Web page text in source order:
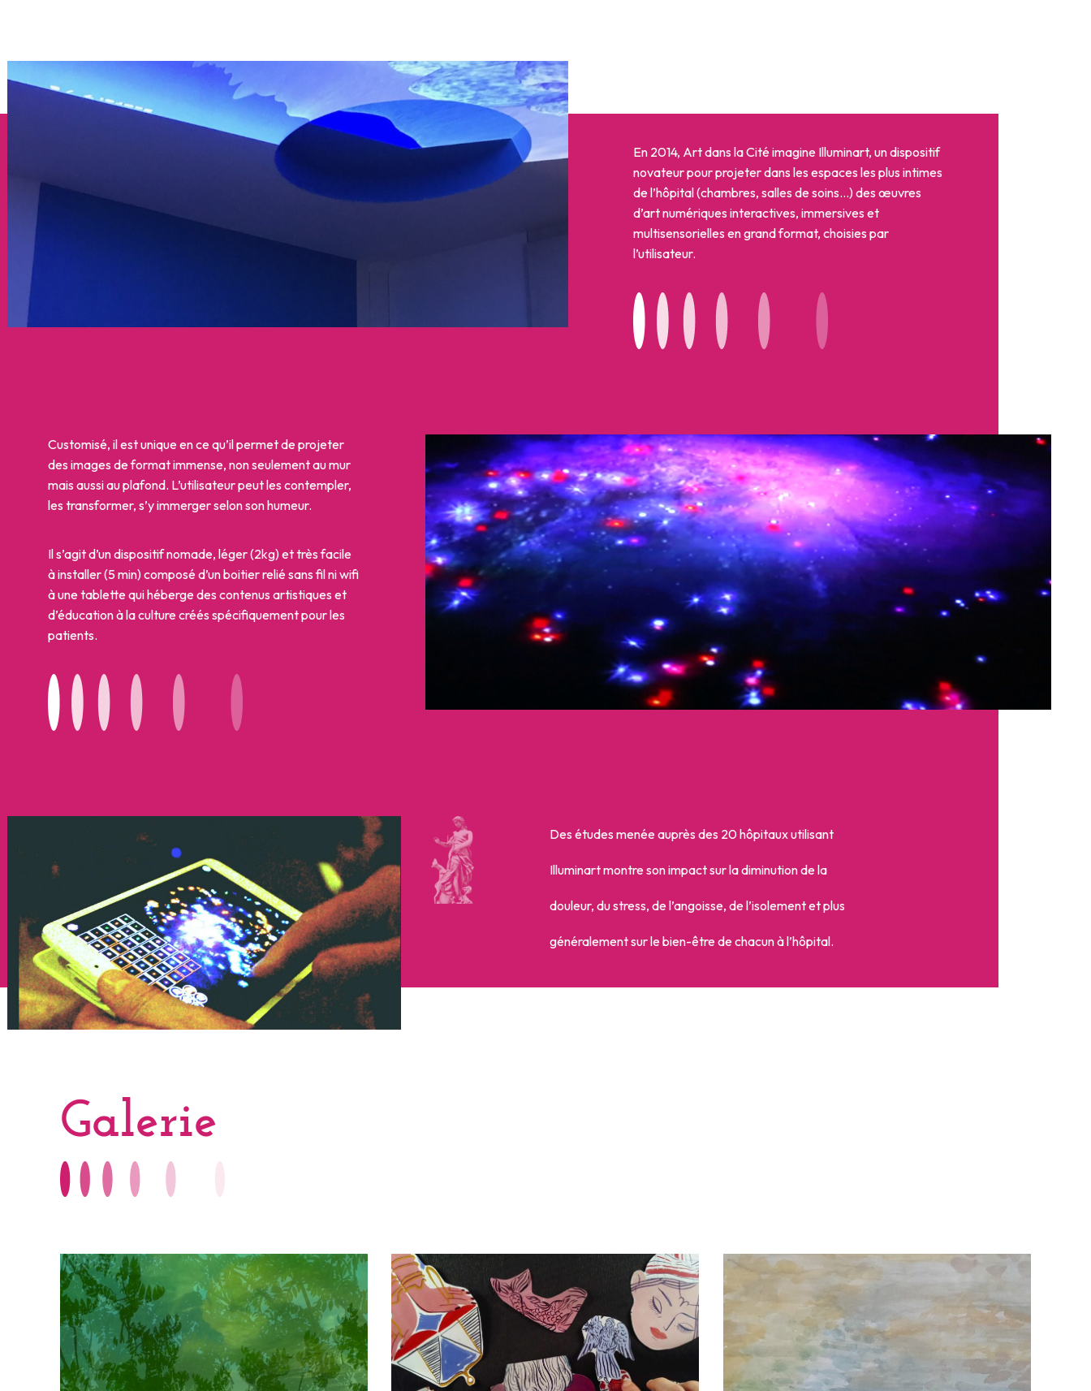
En 2014, Art dans la Cité imagine Illuminart, un dispositif
novateur pour projeter dans les espaces les plus intimes
de l’hôpital (chambres, salles de soins…) des œuvres
d’art numériques interactives, immersives et
multisensorielles en grand format, choisies par
l’utilisateur.
Customisé, il est unique en ce qu’il permet de projeter
des images de format immense, non seulement au mur
mais aussi au plafond. L’utilisateur peut les contempler,
les transformer, s’y immerger selon son humeur.
Il s’agit d’un dispositif nomade, léger (2kg) et très facile
à installer (5 min) composé d’un boitier relié sans fil ni wifi
à une tablette qui héberge des contenus artistiques et
d’éducation à la culture créés spécifiquement pour les
patients.
Des études menée auprès des 20 hôpitaux utilisant
Illuminart montre son impact sur la diminution de la
douleur, du stress, de l’angoisse, de l’isolement et plus
généralement sur le bien-être de chacun à l’hôpital.
Galerie
28 septembre 2023
Poésies
découpées –
28 septembre 2023
L’Eau et les Rêves -